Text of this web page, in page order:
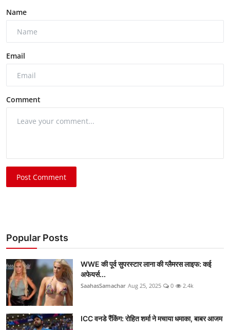
Name
Email
Comment
Post Comment
Popular Posts
WWE की पूर्व सुपरस्टार लाना की ग्लैमरस लाइफ: कई
अफेयर्स...
SaahasSamachar Aug 25, 2025 0 2.4k
ICC वनडे रैंकिंग: रोहित शर्मा ने मचाया धमाका, बाबर आजम